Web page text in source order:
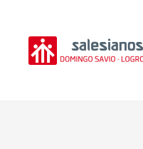
contenido